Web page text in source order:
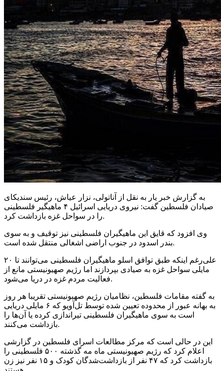
به گزارش خبر یار به نقل از آناتولی، نزار عیاش، رئیس سندیکای
صیادان فلسطین گفت: نیروی دریایی اسرائیل ۴ ماهیگیر فلسطینی
را در سواحل غزه بازداشت کرد.
وی افزود که قایق این ماهیگیران فلسطینی نیز توقیف و به سوی
بندر اسدود در جنوب اراضی اشغالی منتقل شده است.
علی‌رغم اینکه طبق توافق اسلو ماهیگیران فلسطینی می‌توانند تا ۲۰
مایلی سواحل غزه به صیادی بپردازند اما رژیم صهیونیستی مانع از
فعالیت مردم غزه در دریا می‌شود.
به گفته مقامات فلسطین، نظامیان رژیم صهیونیستی تقریبا هر روز
به بهانه عبور از محدوده تعیین شده توسط تل‌آویو که ۶ مایلی دریایی
است به سوی ماهیگیران فلسطینی تیراندازی کرده یا آن‌ها را
بازداشت می‌کنند.
این در حالی است که مرکز مطالعات اسرای فلسطین در گزارشی
اعلام کرد که رژیم صهیونیستی ماه مه گذشته ۵۰۰ فلسطینی را
بازداشت کرد که ۴۷ نفر از بازداشت‌شدگان کودک و ۱۵ نفر نیز زن